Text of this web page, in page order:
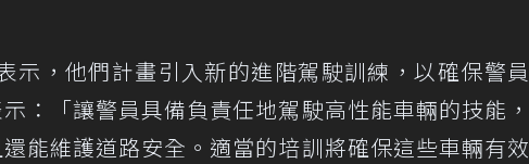
示，他們計畫引入新的進階駕駛訓練，以確保警員
：「讓警員具備負責任地駕駛高性能車輛的技能，
能維護道路安全。適當的培訓將確保這些車輛有效